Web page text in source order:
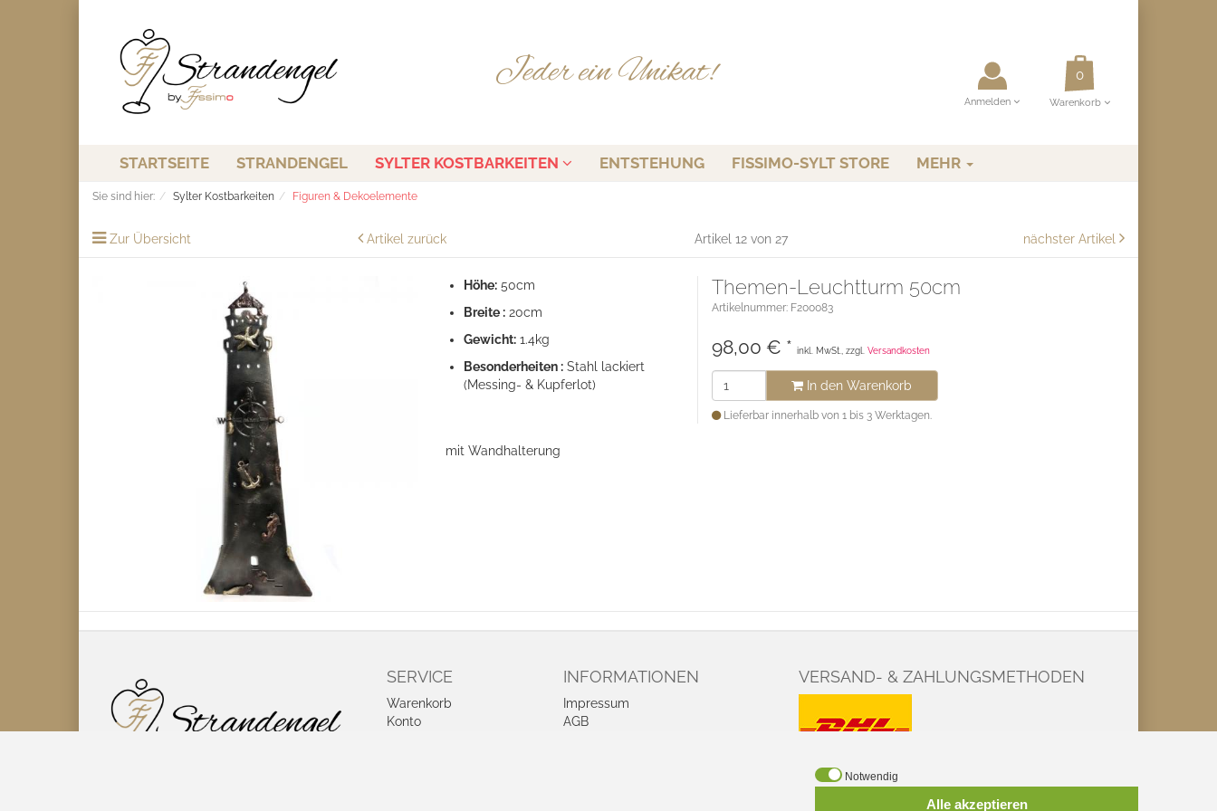
Anmelden Warenkorb
STARTSEITE STRANDENGEL SYLTER KOSTBARKEITEN ENTSTEHUNG FISSIMO-SYLT STORE MEHR
Sie sind hier: Sylter Kostbarkeiten Figuren & Dekoelemente
Zur Übersicht Artikel zurück Artikel 12 von 27 nächster Artikel
Höhe: 50cm
Breite : 20cm
Gewicht: 1.4kg
Besonderheiten : Stahl lackiert
(Messing- & Kupferlot)
Themen-Leuchtturm 50cm
Artikelnummer: F200083
98,00 € * inkl. MwSt., zzgl. Versandkosten
In den Warenkorb
Lieferbar innerhalb von 1 bis 3 Werktagen.
mit Wandhalterung
SERVICE
Warenkorb
Konto
INFORMATIONEN
Impressum
AGB
VERSAND- & ZAHLUNGSMETHODEN
Notwendig
Alle akzeptieren